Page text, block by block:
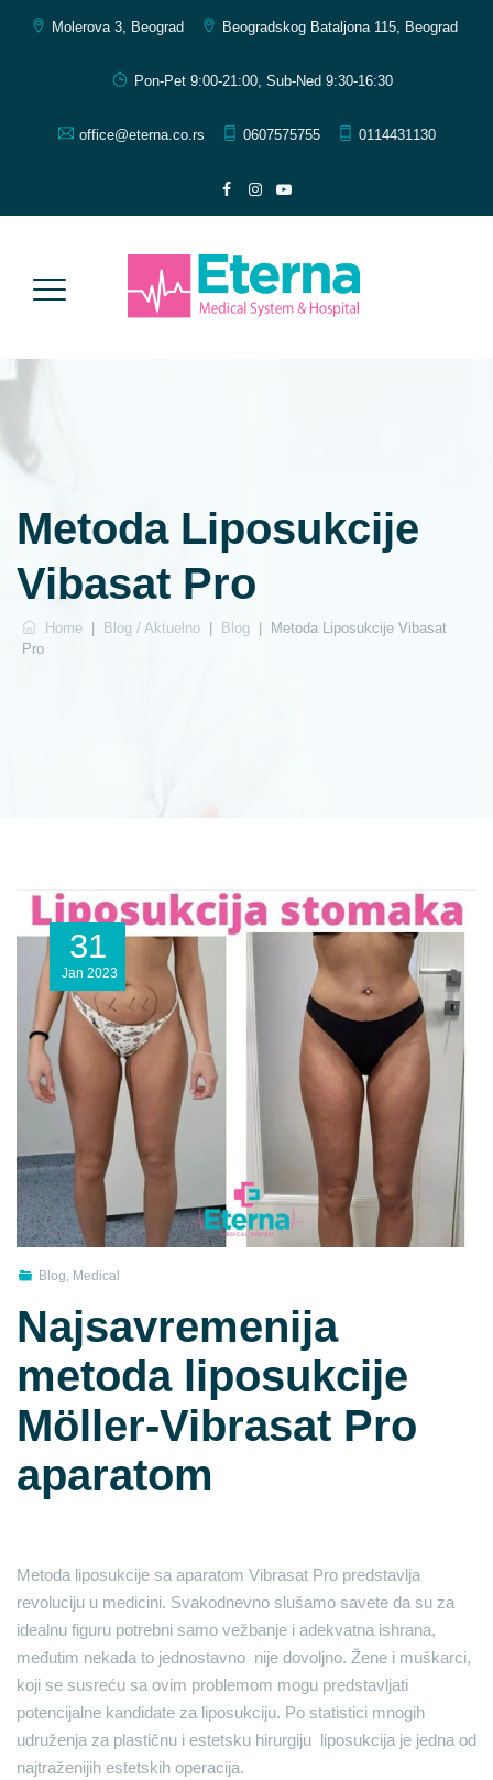
Molerova 3, Beograd Beogradskog Bataljona 115, Beograd
Pon-Pet 9:00-21:00, Sub-Ned 9:30-16:30
office@eterna.co.rs 0607575755 0114431130
Metoda Liposukcije
Vibasat Pro
Home Blog / Aktuelno Blog
Metoda Liposukcije Vibasat
Pro
31
Jan 2023
Blog, Medical
Najsavremenija
metoda liposukcije
Möller-Vibrasat Pro
aparatom
Metoda liposukcije sa aparatom Vibrasat Pro predstavlja
revoluciju u medicini. Svakodnevno slušamo savete da su za
idealnu figuru potrebni samo vežbanje i adekvatna ishrana,
međutim nekada to jednostavno nije dovoljno. Žene i muškarci,
koji se susreću sa ovim problemom mogu predstavljati
potencijalne kandidate za liposukciju. Po statistici mnogih
udruženja za plastičnu i estetsku hirurgiju liposukcija je jedna od
najtraženijih estetskih operacija.